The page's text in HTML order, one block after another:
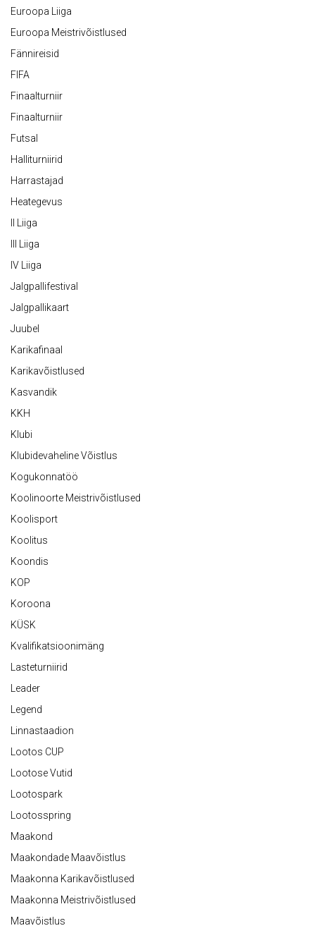
Euroopa Liiga
Euroopa Meistrivõistlused
Fännireisid
FIFA
Finaalturniir
Finaalturniir
Futsal
Halliturniirid
Harrastajad
Heategevus
II Liiga
III Liiga
IV Liiga
Jalgpallifestival
Jalgpallikaart
Juubel
Karikafinaal
Karikavõistlused
Kasvandik
KKH
Klubi
Klubidevaheline Võistlus
Kogukonnatöö
Koolinoorte Meistrivõistlused
Koolisport
Koolitus
Koondis
KOP
Koroona
KÜSK
Kvalifikatsioonimäng
Lasteturniirid
Leader
Legend
Linnastaadion
Lootos CUP
Lootose Vutid
Lootospark
Lootosspring
Maakond
Maakondade Maavõistlus
Maakonna Karikavõistlused
Maakonna Meistrivõistlused
Maavõistlus